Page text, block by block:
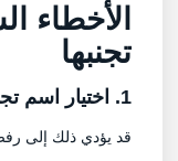
الأخطاء
تجنبها
قد يؤدي ذلك إلى